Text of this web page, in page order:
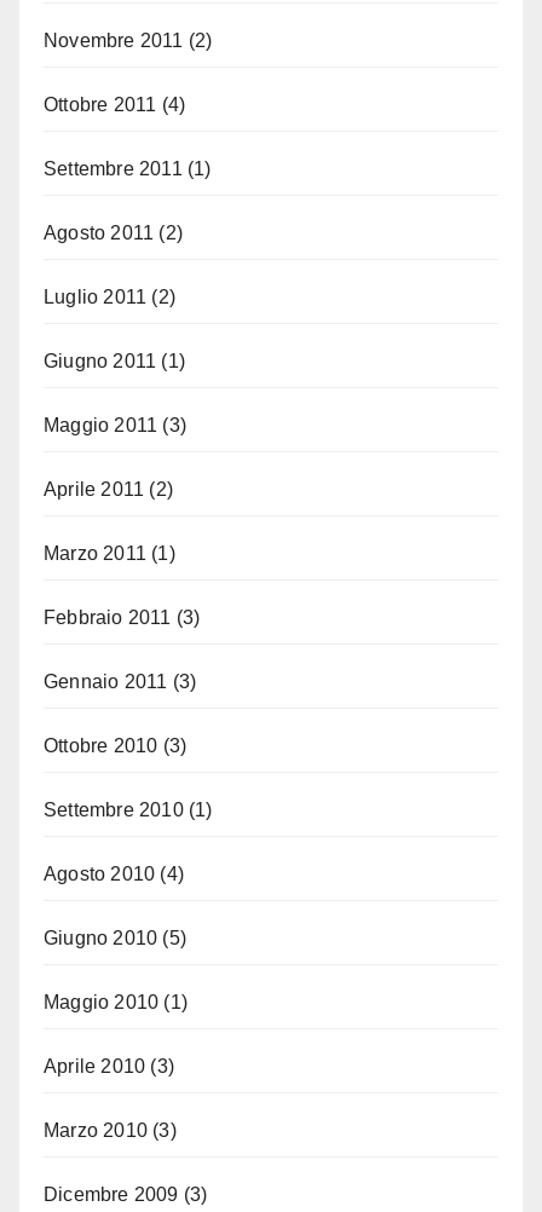
Novembre 2011 (2)
Ottobre 2011 (4)
Settembre 2011 (1)
Agosto 2011 (2)
Luglio 2011 (2)
Giugno 2011 (1)
Maggio 2011 (3)
Aprile 2011 (2)
Marzo 2011 (1)
Febbraio 2011 (3)
Gennaio 2011 (3)
Ottobre 2010 (3)
Settembre 2010(1)
Agosto 2010 (4)
Giugno 2010 (5)
Maggio 2010 (1)
Aprile 2010 (3)
Marzo 2010 (3)
Dicembre 2009 (3)